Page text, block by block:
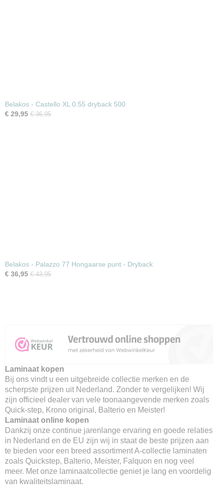
Belakos - Castello XL 0.55 dryback 500
€ 29,95 € 36,95
Belakos - Palazzo 77 Hongaarse punt - Dryback
€ 36,95 € 43,95
Laminaat kopen
Bij ons vindt u een uitgebreide collectie merken en de
scherpste prijzen uit Nederland. Zonder te vergelijken! Wij
zijn officieel dealer van vele toonaangevende merken zoals
Quick-step, Krono original, Balterio en Meister!
Laminaat online kopen
Dankzij onze continue jarenlange ervaring en goede relaties
in Nederland en de EU zijn wij in staat de beste prijzen aan
te bieden voor een breed assortiment A-collectie laminaten
zoals Quickstep, Balterio, Meister, Falquon en nog veel
meer. Met onze laminaatcollectie geniet je lang en voordelig
van kwaliteitslaminaat.